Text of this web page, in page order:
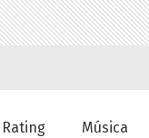
Rating Música